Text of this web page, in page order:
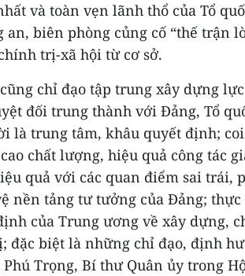
và toàn vẹn lãnh thổ của Tổ
biên phòng củng cố “thế trận
trị-xã hội từ cơ sở.
chỉ đạo tập trung xây dựng
đối trung thành với Đảng, Tổ
là trung tâm, khâu quyết định;
chất lượng, hiệu quả công tác
quả với các quan điểm sai trái,
nền tảng tư tưởng của Đảng;
của Trung ương về xây dựng,
đặc biệt là những chỉ đạo, định
Trọng, Bí thư Quân ủy trong